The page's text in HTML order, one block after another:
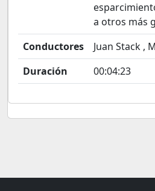
a otros más
Conductores
Juan Stack ,
Duración
00:04:23